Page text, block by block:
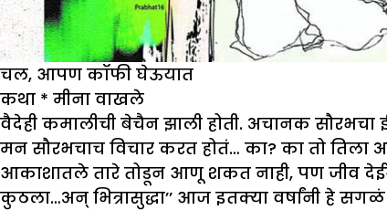
चल, आपण कॉफी घेऊयात
कथा * मीना वाखले
वैदेही कमालीची बेचैन झाली होती. अचानक सौरभचा
मन सौरभचाच विचार करत होतं… का? का तो तिला
आकाशातले तारे तोडून आणू शकत नाही, पण जीव देईन
कुठला…अन् भित्रासुद्धा’’ आज इतक्या वर्षांनी हे